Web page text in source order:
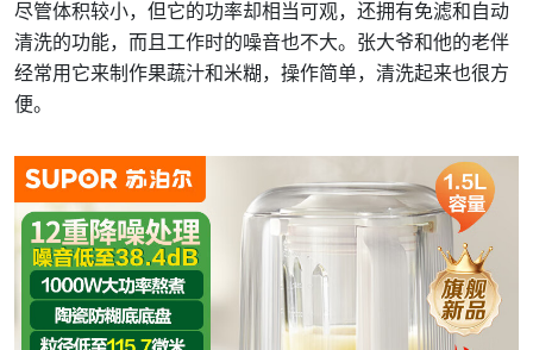
尽管体积较小，但它的功率却相当可观，还拥有免滤和自动
清洗的功能，而且工作时的噪音也不大。张大爷和他的老伴
经常用它来制作果蔬汁和米糊，操作简单，清洗起来也很方
便。